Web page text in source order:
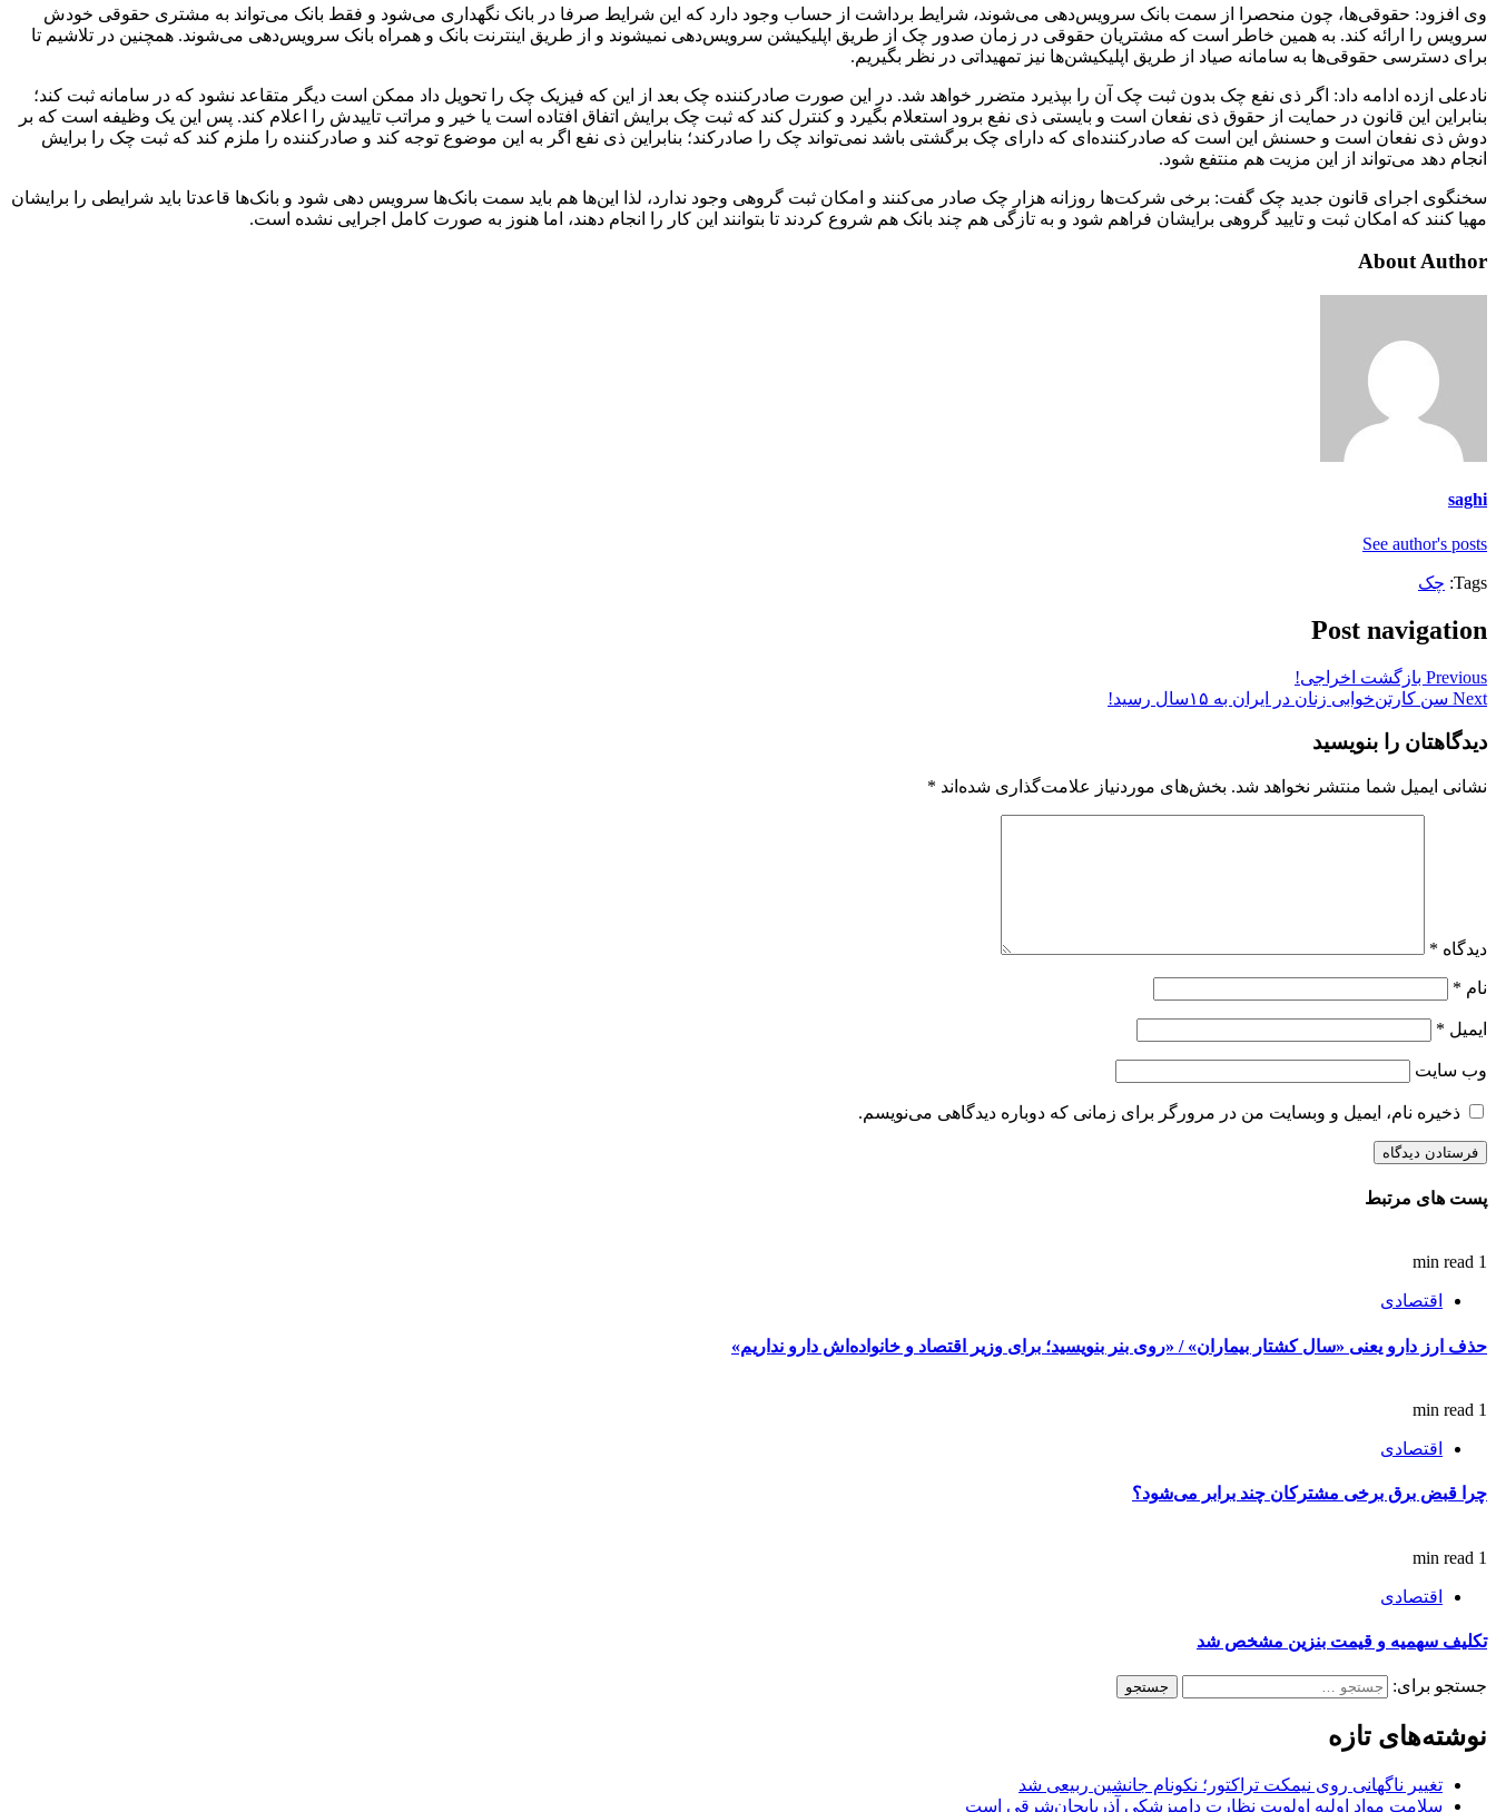
وی افزود: حقوقی‌ها، چون منحصرا از سمت بانک سرویس‌دهی می‌شوند، شرایط برداشت از حساب وجود دارد که این شرایط صرفا در بانک نگهداری می‌شود و فقط بانک می‌تواند به مشتری حقوقی خودش
سرویس را ارائه کند. به همین خاطر است که مشتریان حقوقی در زمان صدور چک از طریق اپلیکیشن سرویس‌دهی نمیشوند و از طریق اینترنت بانک و همراه بانک سرویس‌دهی می‌شوند. همچنین در تلاشیم تا
برای دسترسی حقوقی‌ها به سامانه صیاد از طریق اپلیکیشن‌ها نیز تمهیداتی در نظر بگیریم.
نادعلی ازده ادامه داد: اگر ذی نفع چک بدون ثبت چک آن را بپذیرد متضرر خواهد شد. در این صورت صادرکننده چک بعد از این که فیزیک چک را تحویل داد ممکن است دیگر متقاعد نشود که در سامانه ثبت کند؛
بنابراین این قانون در حمایت از حقوق ذی نفعان است و بایستی ذی نفع برود استعلام بگیرد و کنترل کند که ثبت چک برایش اتفاق افتاده است یا خیر و مراتب تاییدش را اعلام کند. پس این یک وظیفه است که بر
دوش ذی نفعان است و حسنش این است که صادرکننده‌ای که دارای چک برگشتی باشد نمی‌تواند چک را صادرکند؛ بنابراین ذی نفع اگر به این موضوع توجه کند و صادرکننده را ملزم کند که ثبت چک را برایش
انجام دهد می‌تواند از این مزیت هم منتفع شود.
سخنگوی اجرای قانون جدید چک گفت: برخی شرکت‌ها روزانه هزار چک صادر می‌کنند و امکان ثبت گروهی وجود ندارد، لذا این‌ها هم باید سمت بانک‌ها سرویس دهی شود و بانک‌ها قاعدتا باید شرایطی را برایشان
مهیا کنند که امکان ثبت و تایید گروهی برایشان فراهم شود و به تازگی هم چند بانک هم شروع کردند تا بتوانند این کار را انجام دهند، اما هنوز به صورت کامل اجرایی نشده است.
About Author
saghi
See author's posts
Tags: چک
Post navigation
Previous بازگشت اخراجی!
Next سن کارتن‌خوابی زنان در ایران به ۱۵سال رسید!
دیدگاهتان را بنویسید
نشانی ایمیل شما منتشر نخواهد شد. بخش‌های موردنیاز علامت‌گذاری شده‌اند *
دیدگاه *
نام *
ایمیل *
وب‌ سایت
ذخیره نام، ایمیل و وبسایت من در مرورگر برای زمانی که دوباره دیدگاهی می‌نویسم.
پست های مرتبط
1 min read
اقتصادی
حذف ارز دارو یعنی «سال کشتار بیماران» / «روی بنر بنویسید؛ برای وزیر اقتصاد و خانواده‌اش دارو نداریم»
1 min read
اقتصادی
چرا قبض برق برخی مشترکان چند برابر می‌شود؟
1 min read
اقتصادی
تکلیف سهمیه و قیمت بنزین مشخص شد
جستجو برای:
نوشته‌های تازه
تغییر ناگهانی روی نیمکت تراکتور؛ نکونام جانشین ربیعی شد
سلامت مواد اولیه اولویت نظارت دامپزشکی آذربایجان‌شرقی است